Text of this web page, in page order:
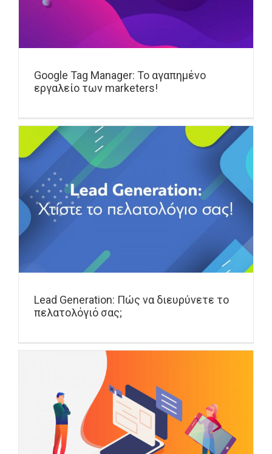
Google Tag Manager: Το αγαπημένο
εργαλείο των marketers!
Lead Generation: Πώς να διευρύνετε το
πελατολόγιό σας;